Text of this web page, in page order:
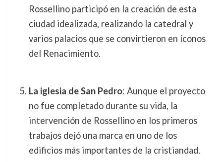
Rossellino participó en la creación de esta
ciudad idealizada, realizando la catedral y
varios palacios que se convirtieron en íconos
del Renacimiento.
La iglesia de San Pedro: Aunque el proyecto
no fue completado durante su vida, la
intervención de Rossellino en los primeros
trabajos dejó una marca en uno de los
edificios más importantes de la cristiandad.